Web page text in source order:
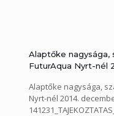
Alaptőke nagysága,
FuturAqua Nyrt-nél
Alaptőke nagysága,
Nyrt-nél 2014.